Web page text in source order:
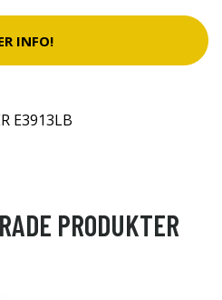
INFO!
E3913LB
PRODUKTER